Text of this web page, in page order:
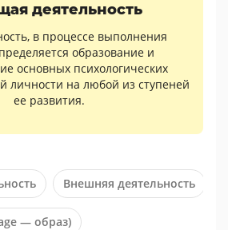
деятельность
в процессе выполнения
образование и
основных психологических
личности на любой из ступеней
ее развития.
Внешняя деятельность
— образ)